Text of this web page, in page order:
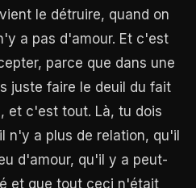
le détruire, quand on
a pas d'amour. Et c'est
parce que dans une
juste faire le deuil du fait
et c'est tout. Là, tu dois
n'y a plus de relation, qu'il
d'amour, qu'il y a peut-
et que tout ceci n'était